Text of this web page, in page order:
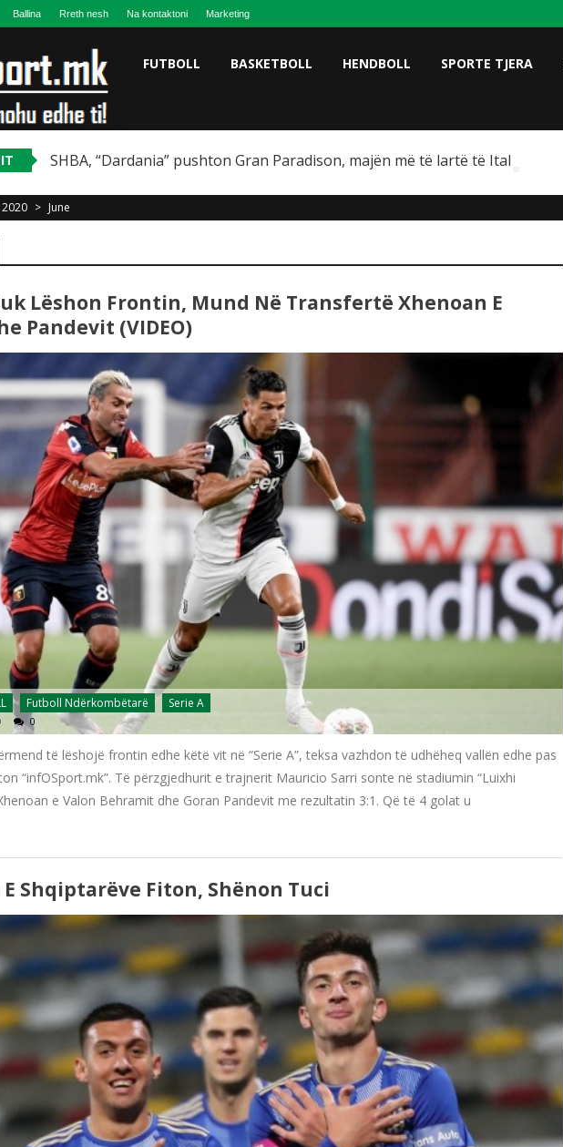
Ballina Rreth nesh Na kontaktoni Marketing
FUTBOLL BASKETBOLL HENDBOLL SPORTE TJERA
SHBA, “Dardania” pushton Gran Paradison, majën më të lartë të Italisë
2020 > June
Lëshon Frontin, Mund Në Transfertë Xhenoan E
Pandevit (VIDEO)
Futboll Ndërkombëtarë Serie A
0
të lëshojë frontin edhe këtë vit në “Serie A”, teksa vazhdon të udhëheq vallën edhe pas
“infOSport.mk”. Të përzgjedhurit e trajnerit Mauricio Sarri sonte në stadiumin “Luixhi
e Valon Behramit dhe Goran Pandevit me rezultatin 3:1. Që të 4 golat u
Shqiptarëve Fiton, Shënon Tuci